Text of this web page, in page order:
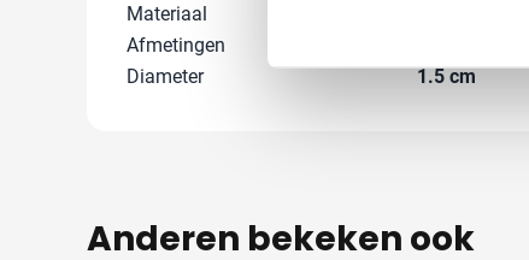
Materiaal
Afmetingen
Diameter
1.5 cm
Anderen bekeken ook